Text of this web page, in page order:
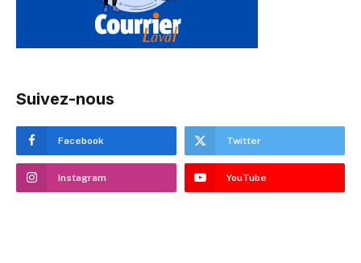
Suivez-nous
Facebook Twitter
Instagram YouTube